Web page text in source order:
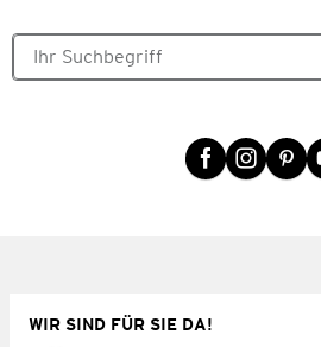
WIR SIND FÜR SIE DA!